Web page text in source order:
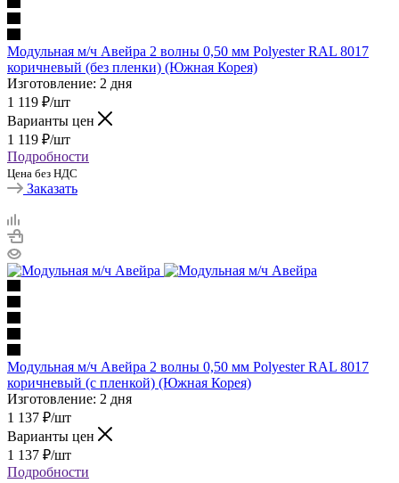
Модульная м/ч Авейра 2 волны 0,50 мм Polyester RAL 8017
коричневый (без пленки) (Южная Корея)
Изготовление: 2 дня
1 119 ₽/шт
Варианты цен
1 119 ₽/шт
Подробности
Цена без НДС
Заказать
Модульная м/ч Авейра 2 волны 0,50 мм Polyester RAL 8017
коричневый (с пленкой) (Южная Корея)
Изготовление: 2 дня
1 137 ₽/шт
Варианты цен
1 137 ₽/шт
Подробности